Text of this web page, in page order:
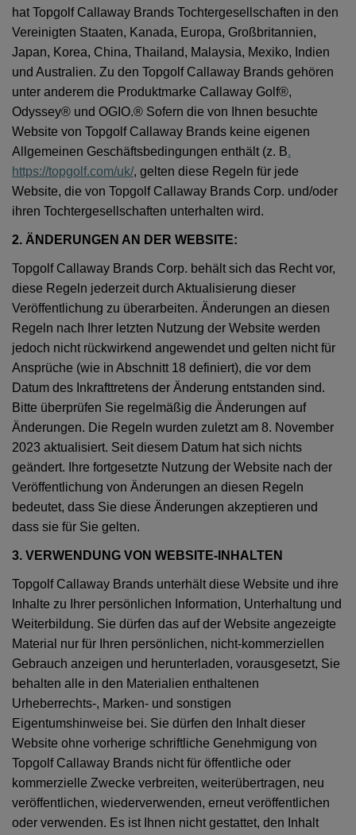
hat Topgolf Callaway Brands Tochtergesellschaften in den
Vereinigten Staaten, Kanada, Europa, Großbritannien,
Japan, Korea, China, Thailand, Malaysia, Mexiko, Indien
und Australien. Zu den Topgolf Callaway Brands gehören
unter anderem die Produktmarke Callaway Golf®,
Odyssey® und OGIO.® Sofern die von Ihnen besuchte
Website von Topgolf Callaway Brands keine eigenen
Allgemeinen Geschäftsbedingungen enthält (z. B.
https://topgolf.com/uk/, gelten diese Regeln für jede
Website, die von Topgolf Callaway Brands Corp. und/oder
ihren Tochtergesellschaften unterhalten wird.
2. ÄNDERUNGEN AN DER WEBSITE:
Topgolf Callaway Brands Corp. behält sich das Recht vor,
diese Regeln jederzeit durch Aktualisierung dieser
Veröffentlichung zu überarbeiten. Änderungen an diesen
Regeln nach Ihrer letzten Nutzung der Website werden
jedoch nicht rückwirkend angewendet und gelten nicht für
Ansprüche (wie in Abschnitt 18 definiert), die vor dem
Datum des Inkrafttretens der Änderung entstanden sind.
Bitte überprüfen Sie regelmäßig die Änderungen auf
Änderungen. Die Regeln wurden zuletzt am 8. November
2023 aktualisiert. Seit diesem Datum hat sich nichts
geändert. Ihre fortgesetzte Nutzung der Website nach der
Veröffentlichung von Änderungen an diesen Regeln
bedeutet, dass Sie diese Änderungen akzeptieren und
dass sie für Sie gelten.
3. VERWENDUNG VON WEBSITE-INHALTEN
Topgolf Callaway Brands unterhält diese Website und ihre
Inhalte zu Ihrer persönlichen Information, Unterhaltung und
Weiterbildung. Sie dürfen das auf der Website angezeigte
Material nur für Ihren persönlichen, nicht-kommerziellen
Gebrauch anzeigen und herunterladen, vorausgesetzt, Sie
behalten alle in den Materialien enthaltenen
Urheberrechts-, Marken- und sonstigen
Eigentumshinweise bei. Sie dürfen den Inhalt dieser
Website ohne vorherige schriftliche Genehmigung von
Topgolf Callaway Brands nicht für öffentliche oder
kommerzielle Zwecke verbreiten, weiterübertragen, neu
veröffentlichen, wiederverwenden, erneut veröffentlichen
oder verwenden. Es ist Ihnen nicht gestattet, den Inhalt